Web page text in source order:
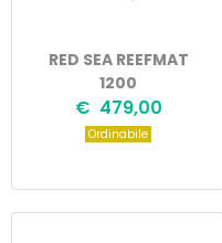
RED SEA REEFMAT
1200
€ 479,00
Ordinabile